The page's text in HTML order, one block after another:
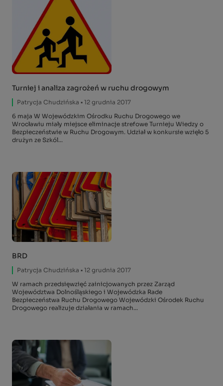
Turniej i analiza zagrożeń w ruchu drogowym
Patrycja Chudzińska ▪ 12 grudnia 2017
6 maja W Wojewódzkim Ośrodku Ruchu Drogowego we
Wrocławiu miały miejsce eliminacje strefowe Turnieju Wiedzy o
Bezpieczeństwie w Ruchu Drogowym. Udział w konkursie wzięło 5
drużyn ze Szkól...
BRD
Patrycja Chudzińska ▪ 12 grudnia 2017
W ramach przedsięwzięć zainicjowanych przez Zarząd
Województwa Dolnośląskiego i Wojewódzka Rade
Bezpieczeństwa Ruchu Drogowego Wojewódzki Ośrodek Ruchu
Drogowego realizuje działania w ramach...